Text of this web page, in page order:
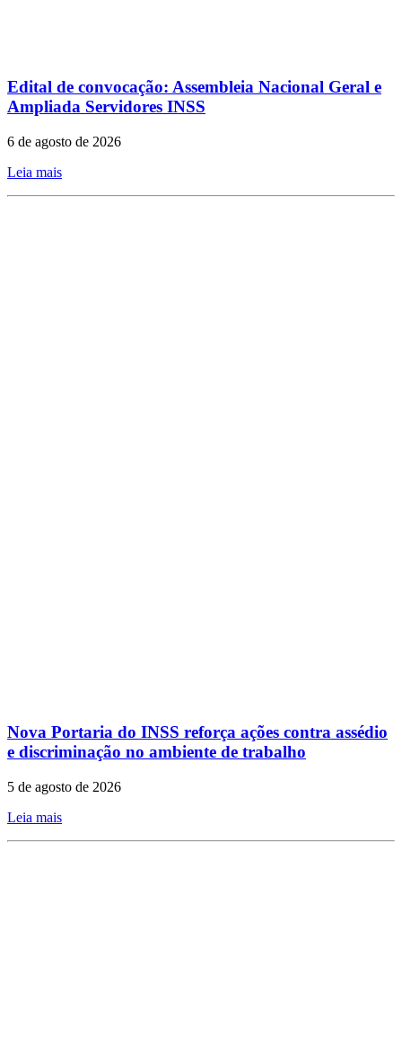
Edital de convocação: Assembleia Nacional Geral e
Ampliada Servidores INSS
6 de agosto de 2026
Leia mais
Nova Portaria do INSS reforça ações contra assédio
e discriminação no ambiente de trabalho
5 de agosto de 2026
Leia mais